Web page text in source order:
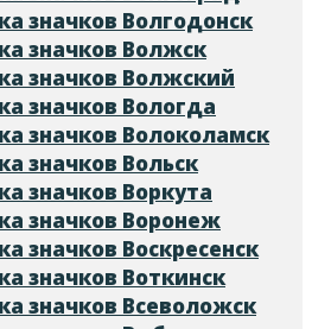
значков Волгодонск
значков Волжск
значков Волжский
значков Вологда
значков Волоколамск
значков Вольск
значков Воркута
значков Воронеж
значков Воскресенск
значков Воткинск
значков Всеволожск